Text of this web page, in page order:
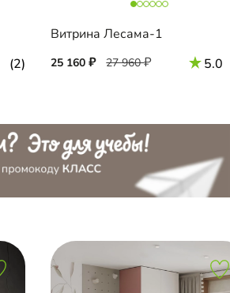
(2)
Витрина Лесама-1
25 160 27 960 5.0